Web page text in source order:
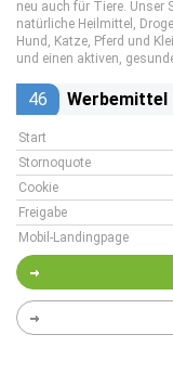
neu auch für Tiere.
natürliche Heilmittel,
Hund, Katze, Pferd und
und einen aktiven,
46 Werbemittel
Start
Stornoquote
Cookie
Freigabe
Mobil-Landingpage